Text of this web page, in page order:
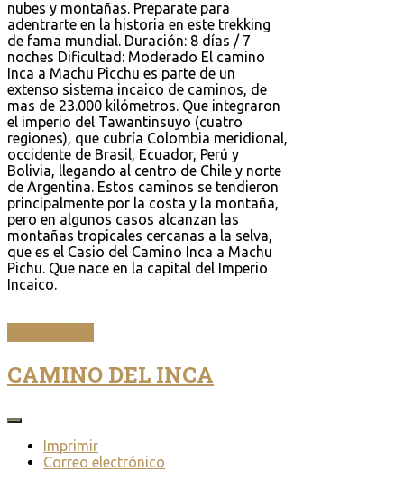
nubes y montañas. Preparate para
adentrarte en la historia en este trekking
de fama mundial. Duración: 8 días / 7
noches Dificultad: Moderado El camino
Inca a Machu Picchu es parte de un
extenso sistema incaico de caminos, de
mas de 23.000 kilómetros. Que integraron
el imperio del Tawantinsuyo (cuatro
regiones), que cubría Colombia meridional,
occidente de Brasil, Ecuador, Perú y
Bolivia, llegando al centro de Chile y norte
de Argentina. Estos caminos se tendieron
principalmente por la costa y la montaña,
pero en algunos casos alcanzan las
montañas tropicales cercanas a la selva,
que es el Casio del Camino Inca a Machu
Pichu. Que nace en la capital del Imperio
Incaico.
CAMINO DEL INCA
Imprimir
Correo electrónico